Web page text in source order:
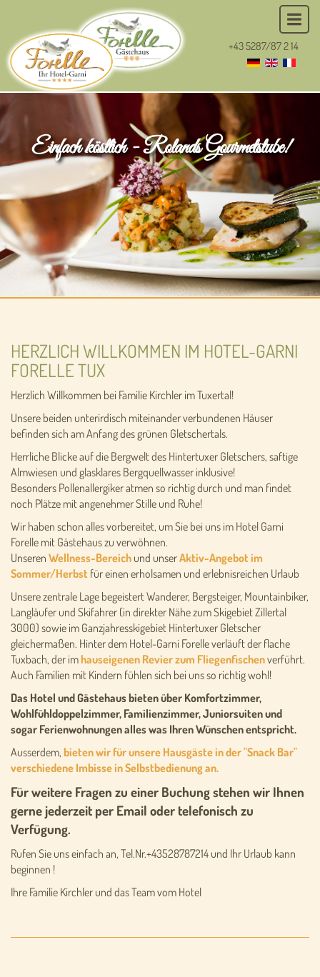
+43 5287/87 2 14
Einfach köstlich - Rolands Gourmetstube!
HERZLICH WILLKOMMEN IM HOTEL-GARNI
FORELLE TUX
Herzlich Willkommen bei Familie Kirchler im Tuxertal!
Unsere beiden unterirdisch miteinander verbundenen Häuser
befinden sich am Anfang des grünen Gletschertals.
Herrliche Blicke auf die Bergwelt des Hintertuxer Gletschers, saftige
Almwiesen und glasklares Bergquellwasser inklusive!
Besonders Pollenallergiker atmen so richtig durch und man findet
noch Plätze mit angenehmer Stille und Ruhe!
Wir haben schon alles vorbereitet, um Sie bei uns im Hotel Garni
Forelle mit Gästehaus zu verwöhnen.
Unseren Wellness-Bereich und unserAktiv-Angebot im
Sommer/Herbst für einen erholsamen und erlebnisreichen Urlaub
Unsere zentrale Lage begeistert Wanderer, Bergsteiger, Mountainbiker,
Langläufer und Skifahrer (in direkter Nähe zum Skigebiet Zillertal
3000) sowie im Ganzjahresskigebiet Hintertuxer Gletscher
gleichermaßen. Hinter dem Hotel-Garni Forelle verläuft der flache
Tuxbach, der imhauseigenen Revier zum Fliegenfischenverführt.
Auch Familien mit Kindern fühlen sich bei uns so richtig wohl!
Das Hotel und Gästehaus bieten über Komfortzimmer,
Wohlfühldoppelzimmer, Familienzimmer, Juniorsuiten und
sogar Ferienwohnungen alles was Ihren Wünschen entspricht.
Ausserdem, bieten wir für unsere Hausgäste in der "Snack Bar"
verschiedene Imbisse in Selbstbedienung an.
Für weitere Fragen zu einer Buchung stehen wir Ihnen
gerne jederzeit per Email oder telefonisch zu
Verfügung.
Rufen Sie uns einfach an, Tel.Nr.+43528787214 und Ihr Urlaub kann
beginnen !
Ihre Familie Kirchler und das Team vom Hotel